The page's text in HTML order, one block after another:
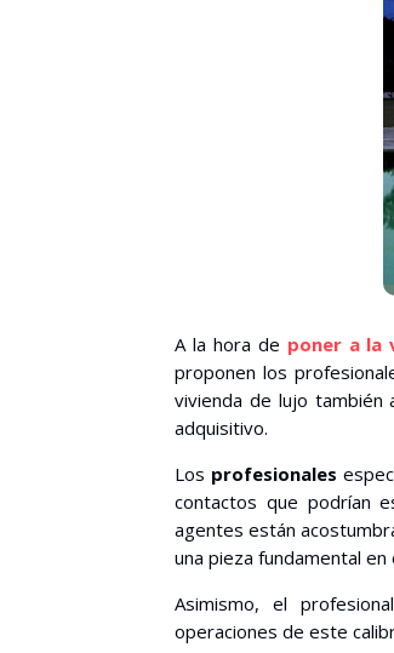
A la hora de poner a la
proponen los
vivienda de lujo también
adquisitivo.
Los profesionales
contactos que podrían
agentes están
una pieza fundamental
Asimismo, el
operaciones de este